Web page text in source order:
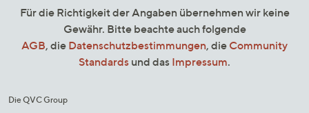
Für die Richtigkeit der Angaben übernehmen wir keine
Gewähr. Bitte beachte auch folgende
AGB, die Datenschutzbestimmungen, die Community
Standards und das Impressum.
Die QVC Group